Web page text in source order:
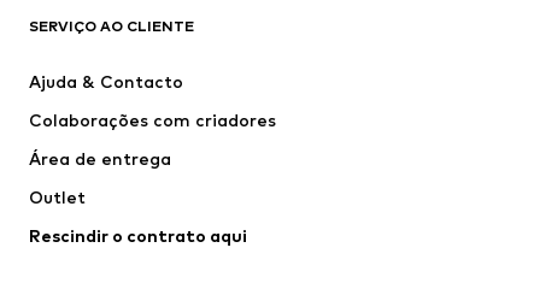
Novidades
Roupa interior
Sobretudos
Roupa de banho
SERVIÇO AO CLIENTE
Ajuda & Contacto
Colaborações com criadores
Área de entrega
Outlet
Rescindir o contrato aqui